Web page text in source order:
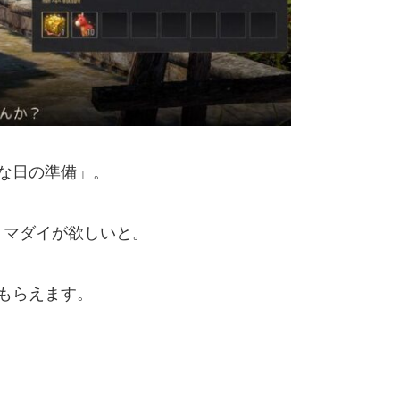
日の準備」。
ダイが欲しいと。
らえます。